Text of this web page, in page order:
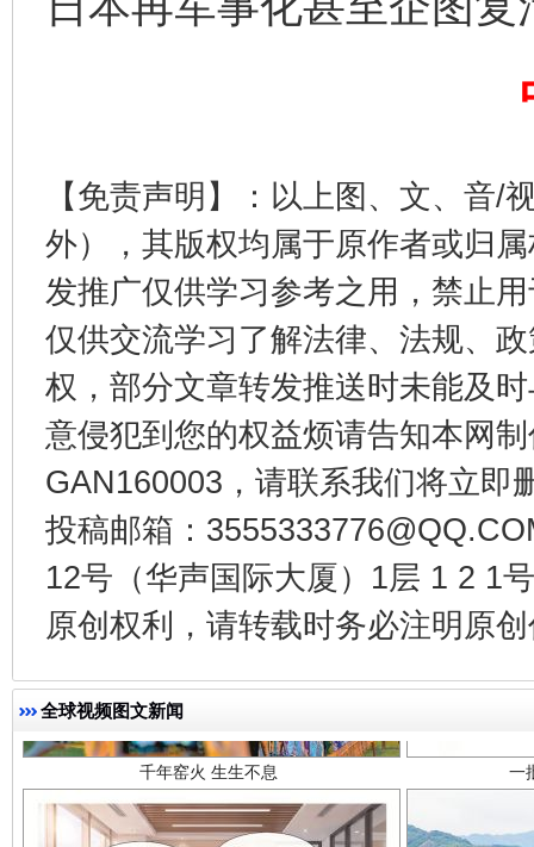
【免责声明】：以上图、文、音/
外），其版权均属于原作者或归
发推广仅供学习参考之用，禁止
仅供交流学习了解法律、法规、
权，部分文章转发推送时未能及
意侵犯到您的权益烦请告知本网
GAN160003，请联系我们将立即
投稿邮箱：
12号（华声国际大厦）1层 1 2 1
原创权利，请转载时务必注明原
全球视频图文新闻
东山县通报“牛蛙产品抗生素超标问题” 法
千年窑火 生生不息 一